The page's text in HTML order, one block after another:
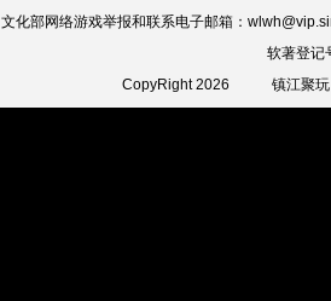
文化部网络游戏举报和联系电子邮箱：
软著登记
CopyRight 2026
镇江聚